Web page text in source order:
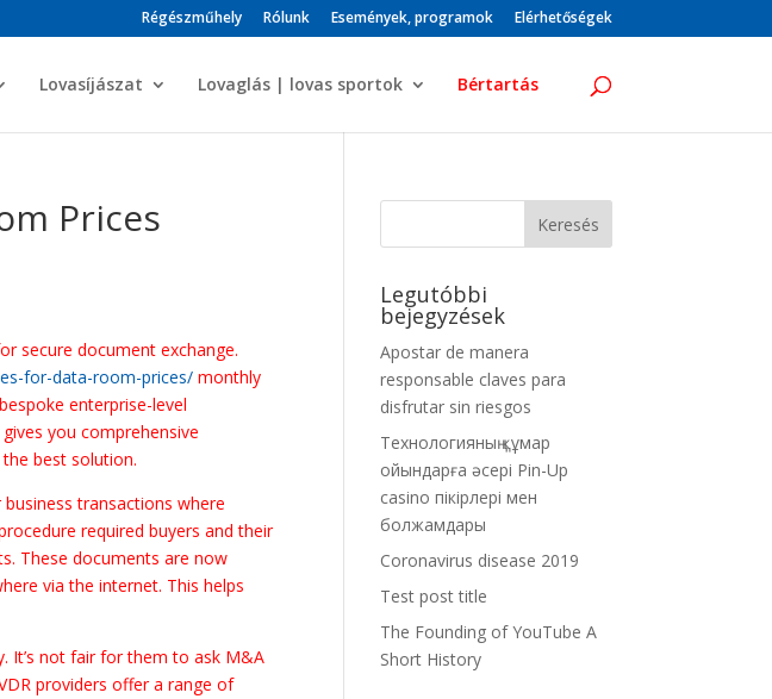
Régészműhely Rólunk Események, programok Elérhetőségek
Lovasíjászat Lovaglás | lovas sportok Bértartás
Prices
secure document exchange.
for-data-room-prices/ monthly
enterprise-level
you comprehensive
best solution.
transactions where
required buyers and their
These documents are now
via the internet. This helps
It’s not fair for them to ask M&A
providers offer a range of
Legutóbbi
bejegyzések
Apostar de manera
responsable claves para
disfrutar sin riesgos
Технологияның құмар
ойындарға әсері Pin-Up
casino пікірлері мен
болжамдары
Coronavirus disease 2019
Test post title
The Founding of YouTube A
Short History